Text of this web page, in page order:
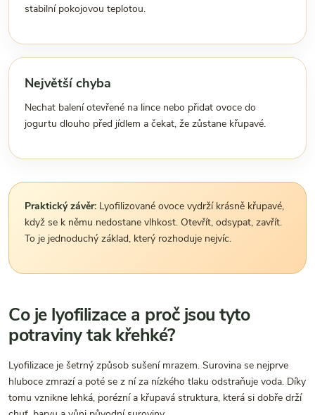
stabilní pokojovou teplotou.
Největší chyba
Nechat balení otevřené na lince nebo přidat ovoce do
jogurtu dlouho před jídlem a čekat, že zůstane křupavé.
Praktický závěr: Lyofilizované ovoce vydrží krásně křupavé,
když se k němu nedostane vlhkost. Otevřít, odsypat, zavřít.
To je jednoduchý základ, který rozhoduje nejvíc.
Co je lyofilizace a proč jsou tyto
potraviny tak křehké?
Lyofilizace je šetrný způsob sušení mrazem. Surovina se nejprve
hluboce zmrazí a poté se z ní za nízkého tlaku odstraňuje voda. Díky
tomu vznikne lehká, porézní a křupavá struktura, která si dobře drží